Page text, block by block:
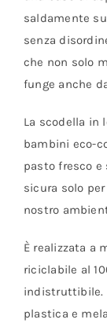
saldamente
senza
che non solo
funge anche
La scodella in
bambini eco-
pasto fresco e
sicura solo
nostro
È realizzata a
riciclabile al
indistruttibile.
plastica e